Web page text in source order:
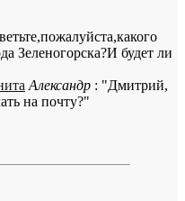
Зеленогорска?И будет ли
Александр : "Дмитрий,
на почту?"